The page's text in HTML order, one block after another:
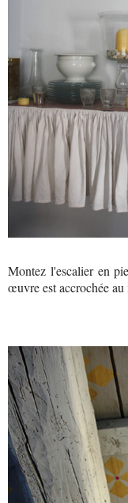
Montez l'escalier en
œuvre est accrochée au